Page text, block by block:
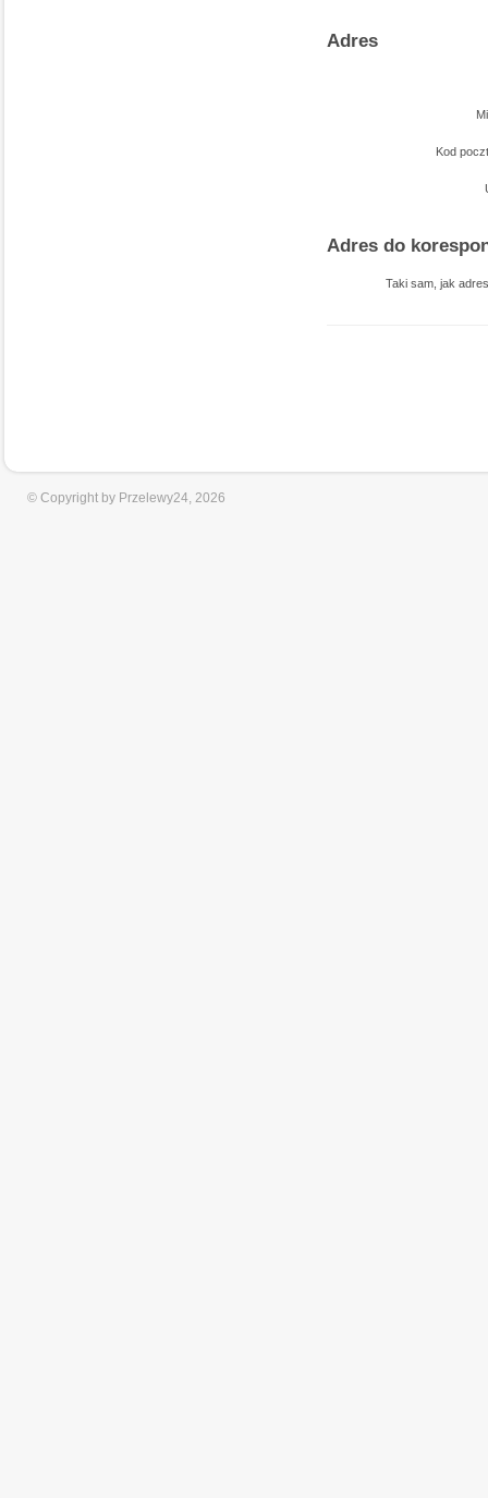
Adres
Kod
Adres do
Taki sam, jak
© Copyright by Przelewy24, 2026